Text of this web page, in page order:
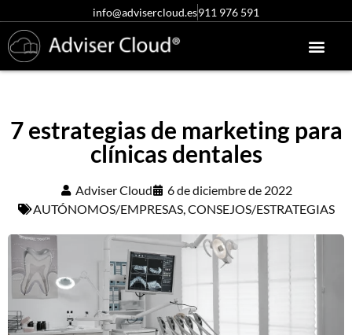
info@advisercloud.es911 976 591
7 estrategias de marketing para
clínicas dentales
Adviser Cloud
6 de diciembre de 2022
AUTÓNOMOS/EMPRESAS,CONSEJOS/ESTRATEGIAS